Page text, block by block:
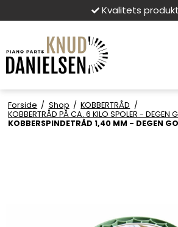
Kvalitets
Forside / Shop / KOBBERTRÅD /
KOBBERTRÅD PÅ CA. 6 KILO SPOLER - DEGEN
KOBBERSPINDETRÅD 1,40 MM - DEGEN